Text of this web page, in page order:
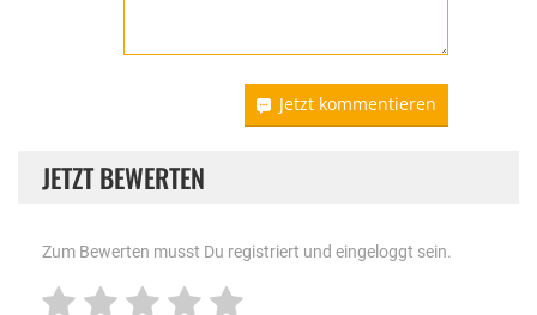
Jetzt kommentieren
JETZT BEWERTEN
Zum Bewerten musst Du registriert und eingeloggt sein.